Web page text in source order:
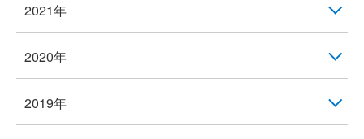
2021年
2020年
2019年